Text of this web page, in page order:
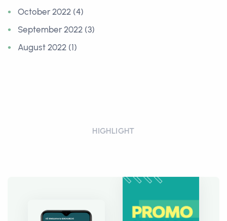
October 2022 (4)
September 2022 (3)
August 2022 (1)
HIGHLIGHT